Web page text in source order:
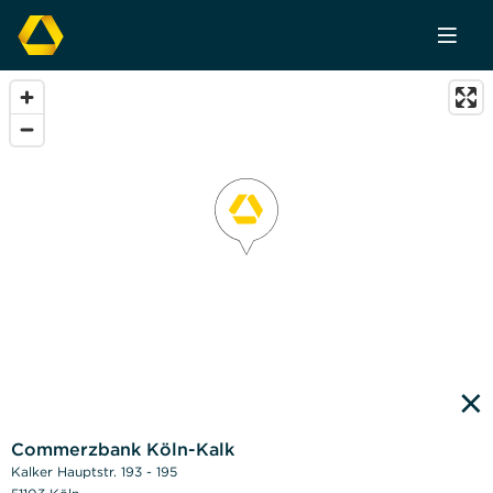
×
Commerzbank Köln-Kalk
Kalker Hauptstr. 193 - 195